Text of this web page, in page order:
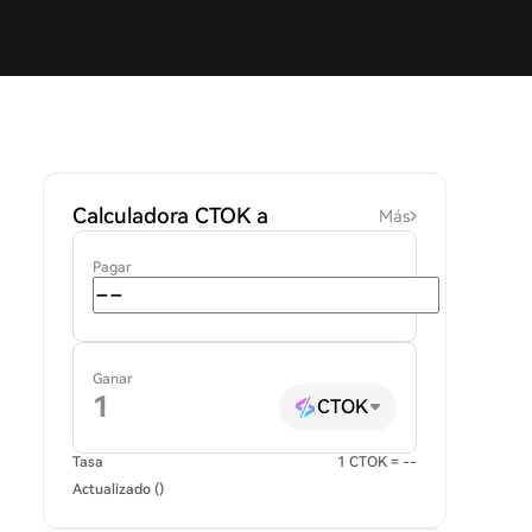
Calculadora CTOK a Más
Pagar
Ganar
CTOK
Tasa
1 CTOK = --
Actualizado ()